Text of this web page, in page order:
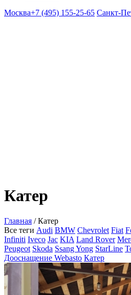
Москва+7 (495) 155-25-65 Санкт-
Катер
Главная / Катер
Все теги Audi BMW Chevrolet Fiat
Infiniti Iveco Jac KIA Land Rover
Peugeot Skoda Ssang Yong StarLine
Дооснащение Webasto Катер